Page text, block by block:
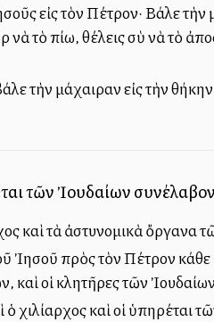
εἰς τὸν Πέτρον· Βάλε
τὸ πίω, θέλεις σὺ νὰ τὸ
τὴν μάχαιραν εἰς τὴν
τῶν Ἰουδαίων
καὶ τὰ ἀστυνομικὰ
Ἰησοῦ πρὸς τὸν Πέτρον
καὶ οἱ κλητῆρες τῶν
χιλίαρχος καὶ οἱ ὑπηρέται